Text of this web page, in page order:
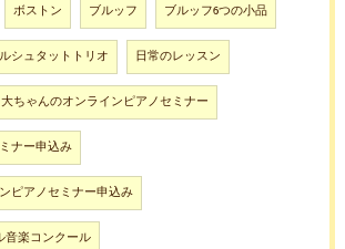
ボストン ブルッフ ブルッフ6つの小品
シュタットトリオ 日常のレッスン
大ちゃんのオンラインピアノセミナー
ナー申込み
ピアノセミナー申込み
音楽コンクール